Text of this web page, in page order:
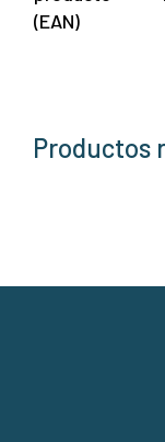
(EAN)
Productos